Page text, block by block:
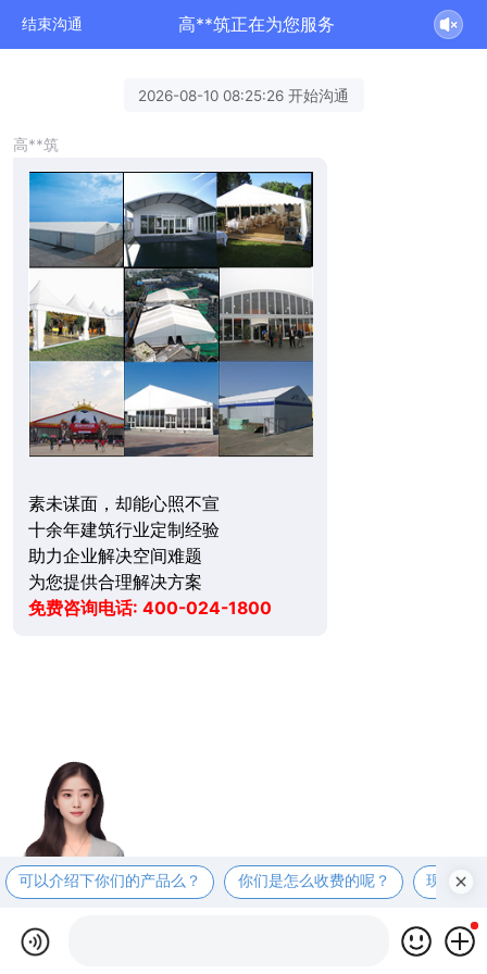
结束沟通 高**筑正在为您服务
2026-08-10 08:25:26 开始沟通
高**筑
素未谋面，却能心照不宣
十余年建筑行业定制经验
助力企业解决空间难题
为您提供合理解决方案
免费咨询电话: 400-024-1800
可以介绍下你们的产品么？ 你们是怎么收费的呢？ 现在有